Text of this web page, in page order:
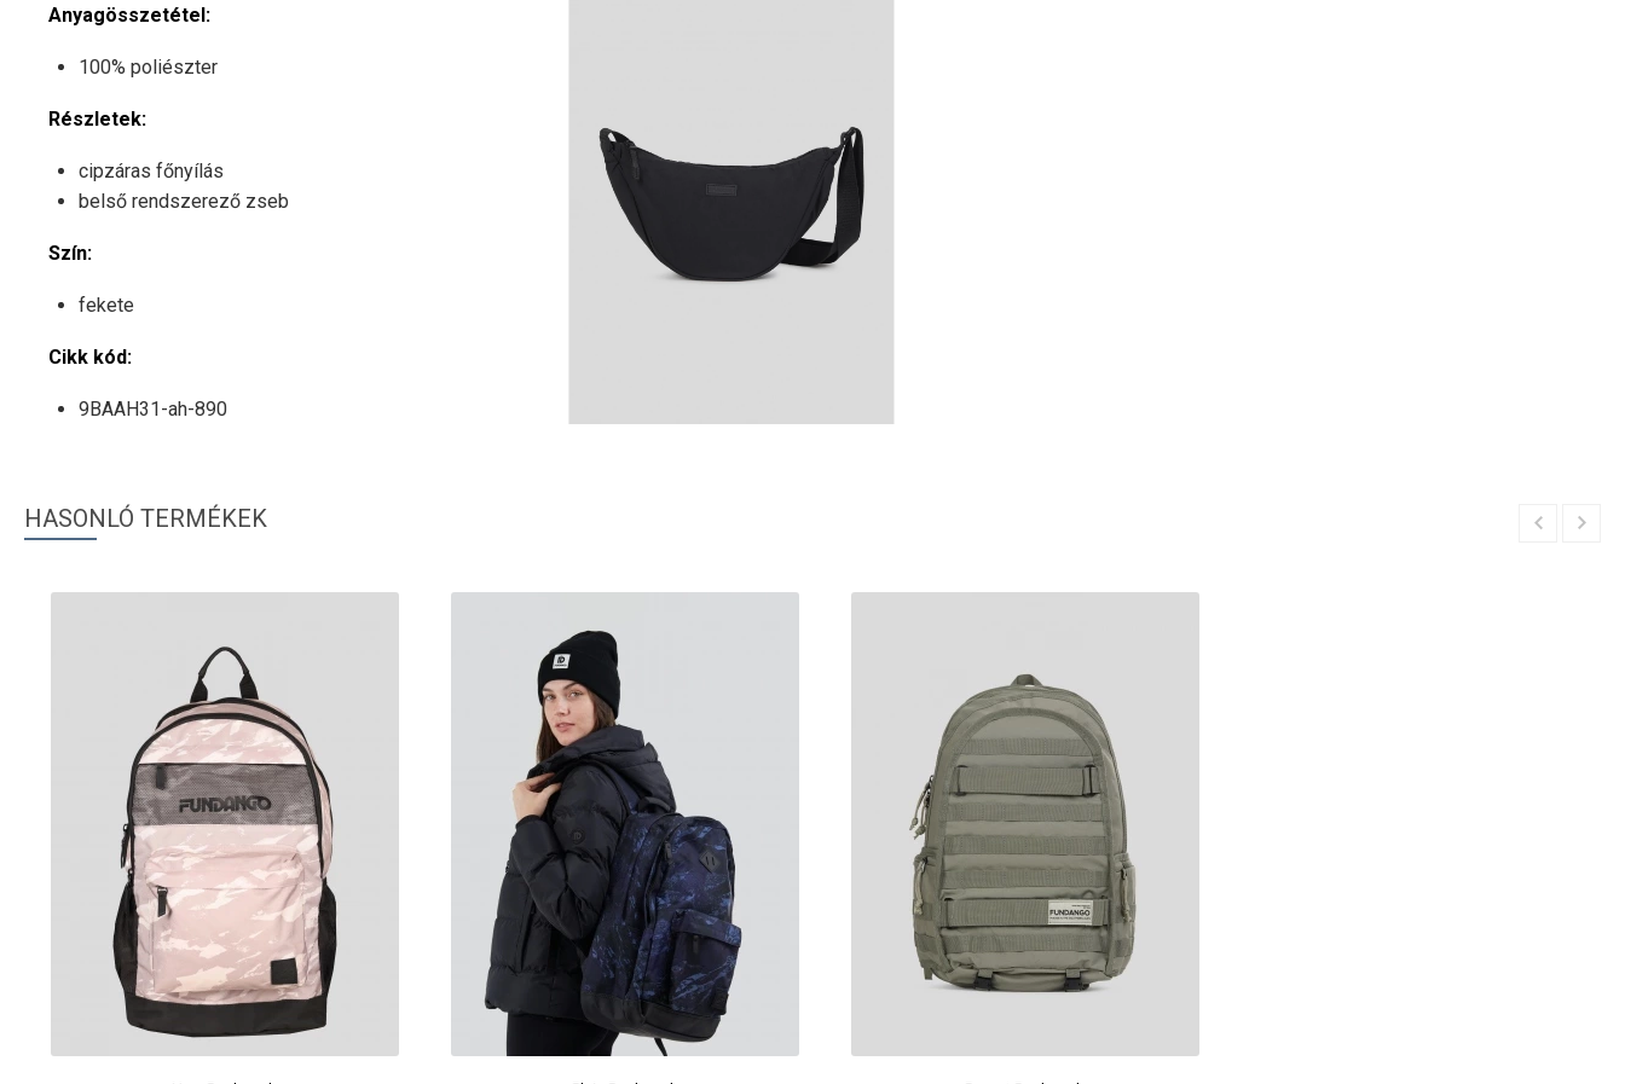
Anyagösszetétel:
100% poliészter
Részletek:
cipzáras főnyílás
belső rendszerező zseb
Szín:
fekete
Cikk kód:
9BAAH31-ah-890
HASONLÓ TERMÉKEK